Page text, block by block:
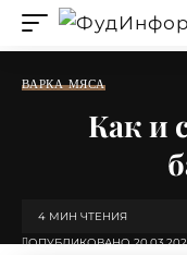
ВАРКА МЯСА
Как и
ОПУБЛИКОВАНО
4 МИН ЧТЕНИЯ